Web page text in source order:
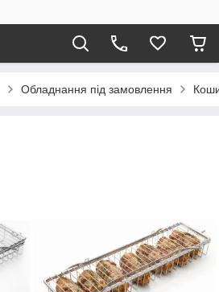
Обладнання під замовлення